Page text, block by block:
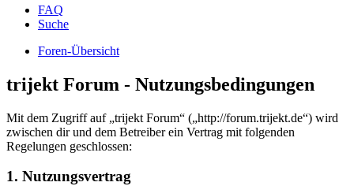
FAQ
Suche
Foren-Übersicht
trijekt Forum - Nutzungsbedingungen
Mit dem Zugriff auf „trijekt Forum“ („http://forum.trijekt.de“) wird
zwischen dir und dem Betreiber ein Vertrag mit folgenden
Regelungen geschlossen:
1. Nutzungsvertrag